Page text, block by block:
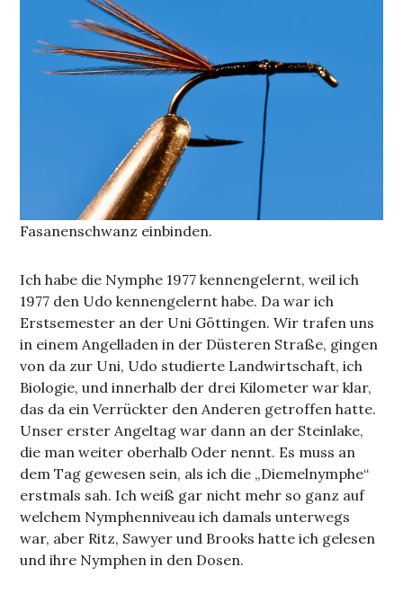
Fasanenschwanz einbinden.
Ich habe die Nymphe 1977 kennengelernt, weil ich
1977 den Udo kennengelernt habe. Da war ich
Erstsemester an der Uni Göttingen. Wir trafen uns
in einem Angelladen in der Düsteren Straße, gingen
von da zur Uni, Udo studierte Landwirtschaft, ich
Biologie, und innerhalb der drei Kilometer war klar,
das da ein Verrückter den Anderen getroffen hatte.
Unser erster Angeltag war dann an der Steinlake,
die man weiter oberhalb Oder nennt. Es muss an
dem Tag gewesen sein, als ich die „Diemelnymphe“
erstmals sah. Ich weiß gar nicht mehr so ganz auf
welchem Nymphenniveau ich damals unterwegs
war, aber Ritz, Sawyer und Brooks hatte ich gelesen
und ihre Nymphen in den Dosen.